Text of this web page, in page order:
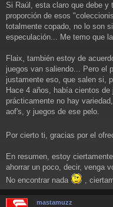
n
s
a
j
e
Si Raúl, esta claro que debe y
proporción de esos
totalmente copado, no lo son
especulación... Me temo que
Flaix, también estoy de
juegos van saliendo... Pero el
justamente eso, que salen si,
Hace 4 años, había cientos
prácticamente no hay
aof's, y juegos de ese pelo.
Por cierto ti, gracias por el
En resumen, estoy
ahorrar un poco, decir, venga
No encontrar nada
,
mastamuzz